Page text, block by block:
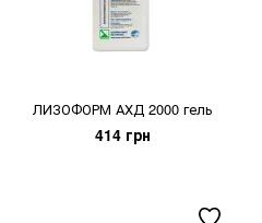
ЛИЗОФОРМ АХД 2000 гель
414 грн